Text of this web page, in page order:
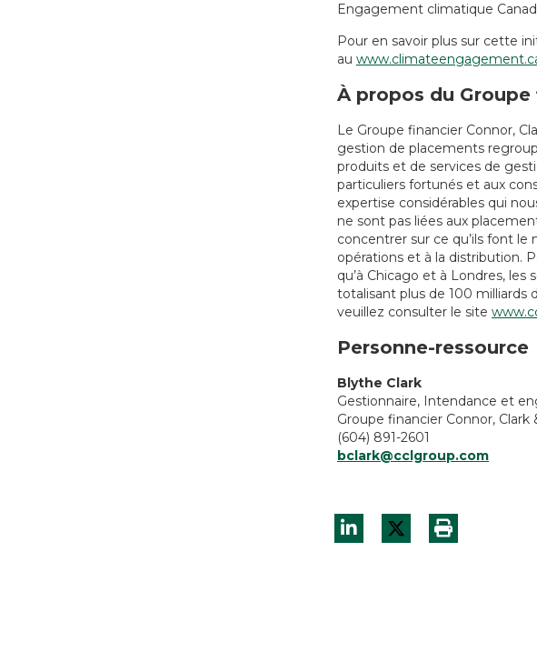
Engagement climatique
Pour en savoir plus sur cette
au
À propos du
Le Groupe financier Connor,
gestion de placements
produits et de services de
particuliers fortunés et aux
expertise considérables qui
ne sont pas liées aux
concentrer sur ce qu’ils font le
opérations et à la distribution.
qu’à Chicago et à Londres,
totalisant plus de 100 milliards
veuillez consulter le site
Personne-ressource
Blythe Clark
Gestionnaire, Intendance et
Groupe financier Connor, Clark
(604) 891-2601
bclark@cclgroup.com